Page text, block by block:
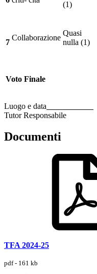
(1)
7
Collaborazione
Quasi
nulla (1)
Voto Finale
Luogo e data
Tutor Responsabile
Documenti
TFA 2024-25
pdf - 161 kb